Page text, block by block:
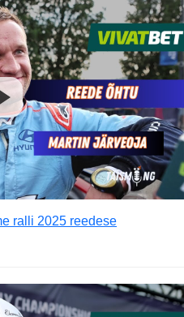
ralli 2025 reedese